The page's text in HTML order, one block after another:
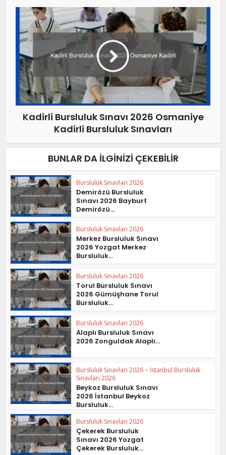
Kadirli Bursluluk Sınavı 2026 Osmaniye
Kadirli Bursluluk Sınavları
BUNLAR DA İLGINIZI ÇEKEBILIR
Bursluluk Sınavları 2026
Demirözü Bursluluk
Sınavı 2026 Bayburt
Demirözü...
Bursluluk Sınavları 2026
Merkez Bursluluk Sınavı
2026 Yozgat Merkez
Bursluluk...
Bursluluk Sınavları 2026
Torul Bursluluk Sınavı
2026 Gümüşhane Torul
Bursluluk...
Bursluluk Sınavları 2026
Alaplı Bursluluk Sınavı
2026 Zonguldak Alaplı...
Bursluluk Sınavları 2026 • İstanbul Bursluluk
Sınavları 2026
Beykoz Bursluluk Sınavı
2026 İstanbul Beykoz
Bursluluk...
Bursluluk Sınavları 2026
Çekerek Bursluluk
Sınavı 2026 Yozgat
Çekerek Bursluluk...